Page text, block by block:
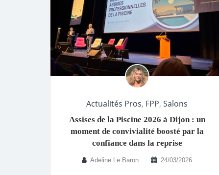
Actualités Pros, FPP, Salons
Assises de la Piscine 2026 à Dijon : un
moment de convivialité boosté par la
confiance dans la reprise
Adeline Le Baron 24/03/2026